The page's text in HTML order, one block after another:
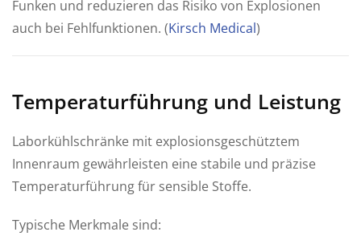
Funken und reduzieren das Risiko von Explosionen
auch bei Fehlfunktionen. (Kirsch Medical)
Temperaturführung und Leistung
Laborkühlschränke mit explosionsgeschütztem
Innenraum gewährleisten eine stabile und präzise
Temperaturführung für sensible Stoffe.
Typische Merkmale sind: